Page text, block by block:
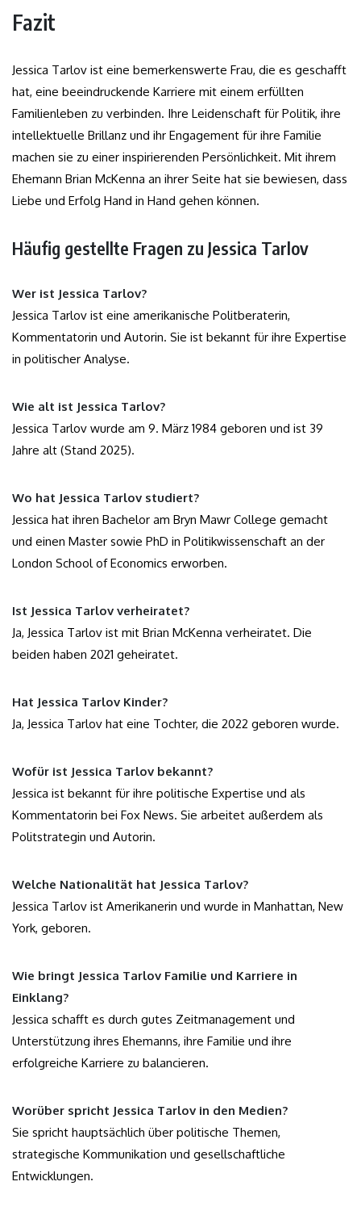
Fazit
Jessica Tarlov ist eine bemerkenswerte Frau, die es geschafft
hat, eine beeindruckende Karriere mit einem erfüllten
Familienleben zu verbinden. Ihre Leidenschaft für Politik, ihre
intellektuelle Brillanz und ihr Engagement für ihre Familie
machen sie zu einer inspirierenden Persönlichkeit. Mit ihrem
Ehemann Brian McKenna an ihrer Seite hat sie bewiesen, dass
Liebe und Erfolg Hand in Hand gehen können.
Häufig gestellte Fragen zu Jessica Tarlov
Wer ist Jessica Tarlov?
Jessica Tarlov ist eine amerikanische Politberaterin,
Kommentatorin und Autorin. Sie ist bekannt für ihre Expertise
in politischer Analyse.
Wie alt ist Jessica Tarlov?
Jessica Tarlov wurde am 9. März 1984 geboren und ist 39
Jahre alt (Stand 2025).
Wo hat Jessica Tarlov studiert?
Jessica hat ihren Bachelor am Bryn Mawr College gemacht
und einen Master sowie PhD in Politikwissenschaft an der
London School of Economics erworben.
Ist Jessica Tarlov verheiratet?
Ja, Jessica Tarlov ist mit Brian McKenna verheiratet. Die
beiden haben 2021 geheiratet.
Hat Jessica Tarlov Kinder?
Ja, Jessica Tarlov hat eine Tochter, die 2022 geboren wurde.
Wofür ist Jessica Tarlov bekannt?
Jessica ist bekannt für ihre politische Expertise und als
Kommentatorin bei Fox News. Sie arbeitet außerdem als
Politstrategin und Autorin.
Welche Nationalität hat Jessica Tarlov?
Jessica Tarlov ist Amerikanerin und wurde in Manhattan, New
York, geboren.
Wie bringt Jessica Tarlov Familie und Karriere in
Einklang?
Jessica schafft es durch gutes Zeitmanagement und
Unterstützung ihres Ehemanns, ihre Familie und ihre
erfolgreiche Karriere zu balancieren.
Worüber spricht Jessica Tarlov in den Medien?
Sie spricht hauptsächlich über politische Themen,
strategische Kommunikation und gesellschaftliche
Entwicklungen.